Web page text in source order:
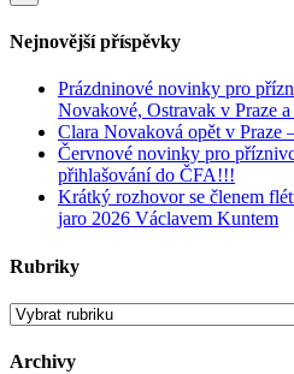
Nejnovější příspěvky
Prázdninové novinky pro
Novakové, Ostravak v Praze
Clara Novaková opět v Praze
Červnové novinky pro
přihlašování do ČFA!!!
Krátký rozhovor se členem
jaro 2026 Václavem Kuntem
Rubriky
Rubriky
Archivy